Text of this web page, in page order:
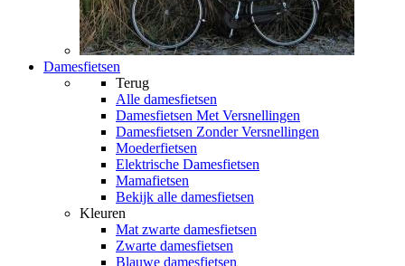
Damesfietsen
Terug
Alle damesfietsen
Damesfietsen Met Versnellingen
Damesfietsen Zonder Versnellingen
Moederfietsen
Elektrische Damesfietsen
Mamafietsen
Bekijk alle damesfietsen
Kleuren
Mat zwarte damesfietsen
Zwarte damesfietsen
Blauwe damesfietsen